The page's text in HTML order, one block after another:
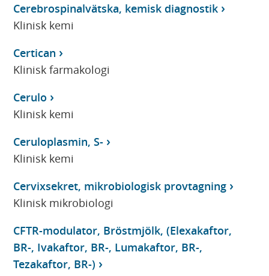
Cerebrospinalvätska, kemisk diagnostik
Klinisk kemi
Certican
Klinisk farmakologi
Cerulo
Klinisk kemi
Ceruloplasmin, S-
Klinisk kemi
Cervixsekret, mikrobiologisk provtagning
Klinisk mikrobiologi
CFTR-modulator, Bröstmjölk, (Elexakaftor,
BR-, Ivakaftor, BR-, Lumakaftor, BR-,
Tezakaftor, BR-)